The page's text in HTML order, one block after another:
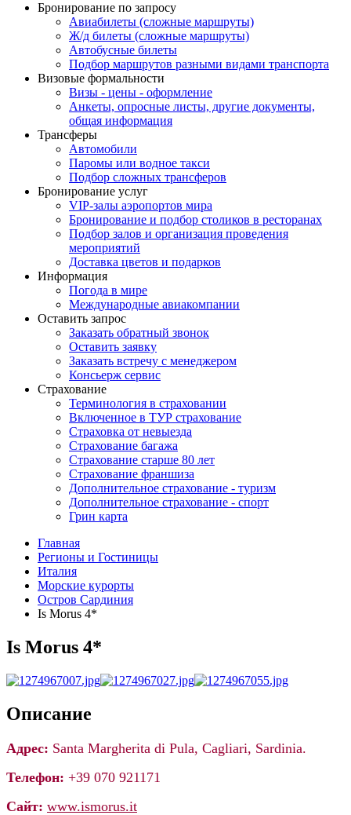
Бронирование по запросу
Авиабилеты (сложные маршруты)
Ж/д билеты (сложные маршруты)
Автобусные билеты
Подбор маршрутов разными видами транспорта
Визовые формальности
Визы - цены - оформление
Анкеты, опросные листы, другие документы,
общая информация
Трансферы
Автомобили
Паромы или водное такси
Подбор сложных трансферов
Бронирование услуг
VIP-залы аэропортов мира
Бронирование и подбор столиков в ресторанах
Подбор залов и организация проведения
мероприятий
Доставка цветов и подарков
Информация
Погода в мире
Международные авиакомпании
Оставить запрос
Заказать обратный звонок
Оставить заявку
Заказать встречу с менеджером
Консьерж сервис
Страхование
Терминология в страховании
Включенное в ТУР страхование
Страховка от невыезда
Страхование багажа
Страхование старше 80 лет
Страхование франшиза
Дополнительное страхование - туризм
Дополнительное страхование - спорт
Грин карта
Главная
Регионы и Гостиницы
Италия
Морские курорты
Остров Сардиния
Is Morus 4*
Is Morus 4*
Описание
Адрес: Santa Margherita di Pula, Cagliari, Sardinia.
Телефон: +39 070 921171
Сайт: www.ismorus.it